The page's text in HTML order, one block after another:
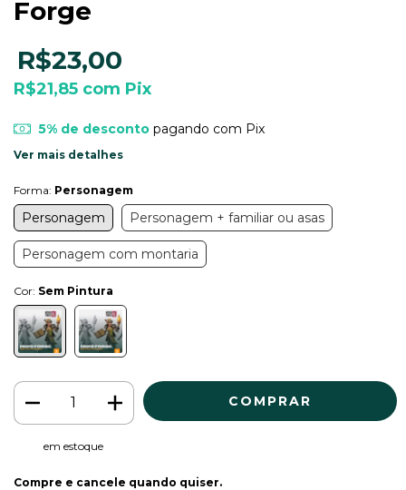
Forge
R$23,00
R$21,85 com Pix
5% de descontopagando com Pix
Ver mais detalhes
Forma: Personagem
Personagem Personagem + familiar ou asas
Personagem com montaria
Cor: Sem Pintura
em estoque
Compre e cancele quando quiser.